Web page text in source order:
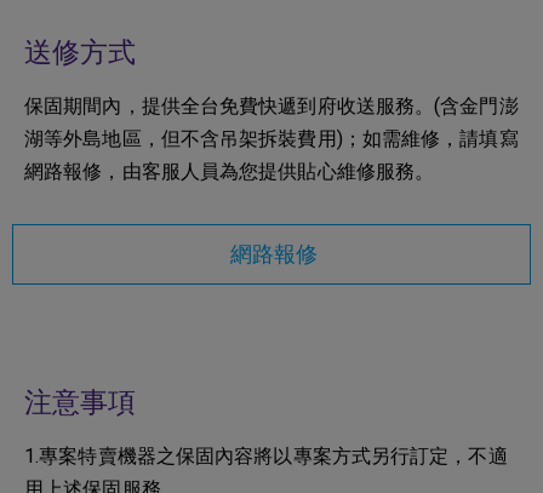
送修方式
保固期間內，提供全台免費快遞到府收送服務。(含金門澎
湖等外島地區，但不含吊架拆裝費用)；如需維修，請填寫
網路報修，由客服人員為您提供貼心維修服務。
網路報修
注意事項
1.專案特賣機器之保固內容將以專案方式另行訂定，不適